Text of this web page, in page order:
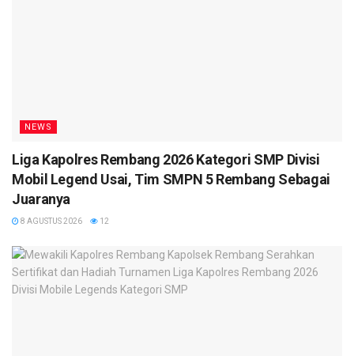
NEWS
Liga Kapolres Rembang 2026 Kategori SMP Divisi
Mobil Legend Usai, Tim SMPN 5 Rembang Sebagai
Juaranya
8 AGUSTUS 2026 12